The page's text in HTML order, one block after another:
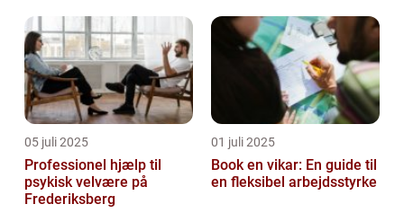
05 juli 2025
Professionel hjælp til
psykisk velvære på
Frederiksberg
01 juli 2025
Book en vikar: En guide til
en fleksibel arbejdsstyrke